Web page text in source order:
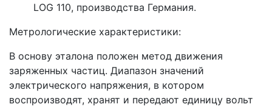
LOG 110, производства Германия.
Метрологические характеристики:
В основу эталона положен метод движения
заряженных частиц. Диапазон значений
электрического напряжения, в котором
воспроизводят, хранят и передают единицу вольт